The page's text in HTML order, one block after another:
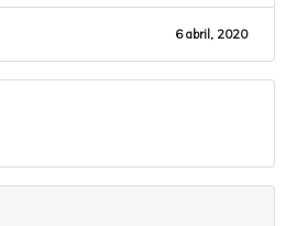
6 abril, 2020